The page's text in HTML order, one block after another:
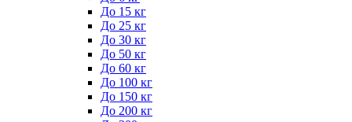
До 15 кг
До 25 кг
До 30 кг
До 50 кг
До 60 кг
До 100 кг
До 150 кг
До 200 кг